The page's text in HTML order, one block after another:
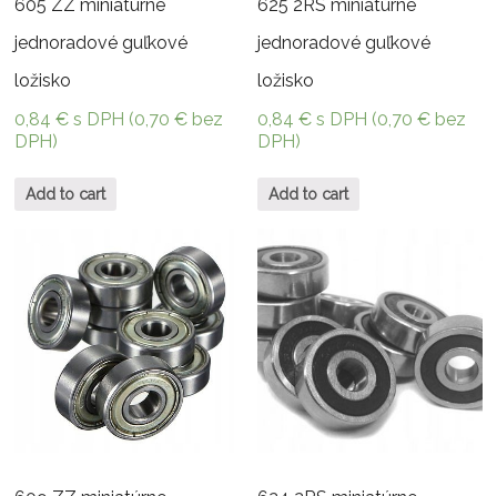
605 ZZ miniatúrne
jednoradové guľkové
ložisko
0,84€ s DPH (0,70€ bez
DPH)
Add to cart
625 2RS miniatúrne
jednoradové guľkové
ložisko
0,84€ s DPH (0,70€ bez
DPH)
Add to cart